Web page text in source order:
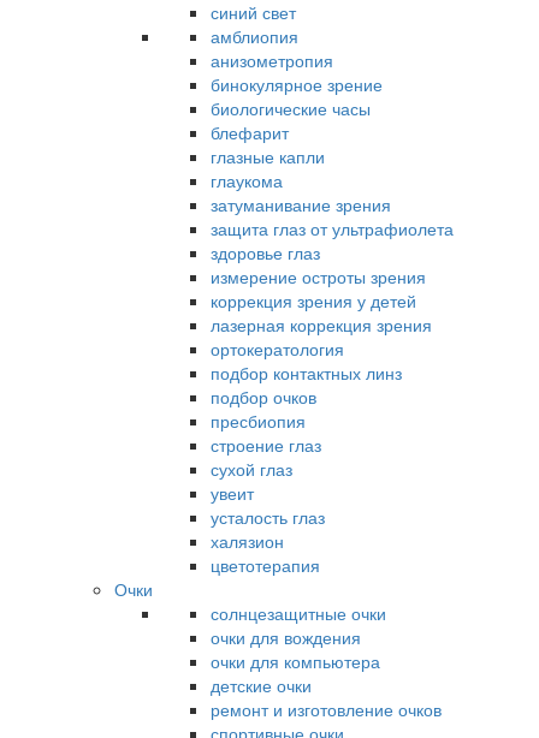
синий свет
амблиопия
анизометропия
бинокулярное зрение
биологические часы
блефарит
глазные капли
глаукома
затуманивание зрения
защита глаз от ультрафиолета
здоровье глаз
измерение остроты зрения
коррекция зрения у детей
лазерная коррекция зрения
ортокератология
подбор контактных линз
подбор очков
пресбиопия
строение глаз
сухой глаз
увеит
усталость глаз
халязион
цветотерапия
Очки
солнцезащитные очки
очки для вождения
очки для компьютера
детские очки
ремонт и изготовление очков